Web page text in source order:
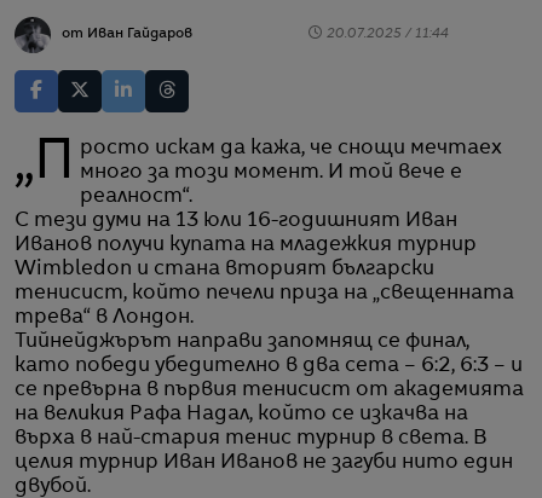
от Иван Гайдаров 20.07.2025 / 11:44
„Просто искам да кажа, че снощи мечтаех
много за този момент. И той вече е
реалност“.
С тези думи на 13 юли 16-годишният Иван
Иванов получи купата на младежкия турнир
Wimbledon и стана вторият български
тенисист, който печели приза на „свещенната
трева“ в Лондон.
Тийнейджърът направи запомнящ се финал,
като победи убедително в два сета – 6:2, 6:3 – и
се превърна в първия тенисист от академията
на великия Рафа Надал, който се изкачва на
върха в най-стария тенис турнир в света. В
целия турнир Иван Иванов не загуби нито един
двубой.